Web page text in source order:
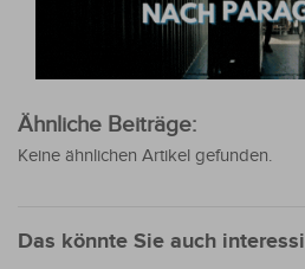
Ähnliche Beiträge:
Keine ähnlichen Artikel gefunden.
Das könnte Sie auch